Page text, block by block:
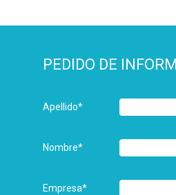
PEDIDO DE
Apellido*
Nombre*
Empresa*